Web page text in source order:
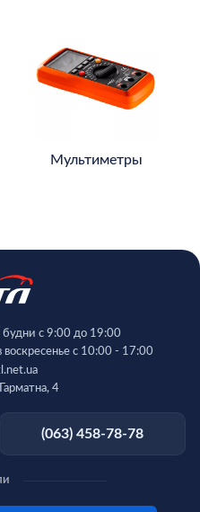
Мультиметры
(063) 458-78-78
с 9:00 до 19:00
с 10:00 - 17:00
4